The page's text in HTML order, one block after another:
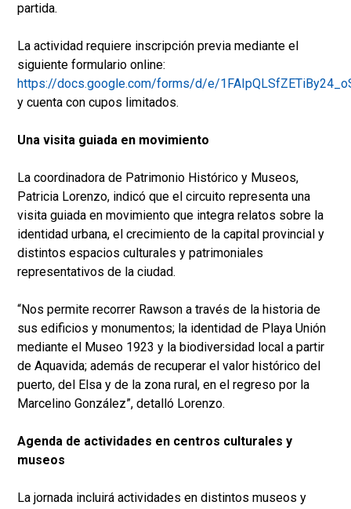
partida.
La actividad requiere inscripción previa mediante el
siguiente formulario online:
https://docs.google.com/forms/d/e/
y cuenta con cupos limitados.
Una visita guiada en movimiento
La coordinadora de Patrimonio Histórico y Museos,
Patricia Lorenzo, indicó que el circuito representa una
visita guiada en movimiento que integra relatos sobre la
identidad urbana, el crecimiento de la capital provincial y
distintos espacios culturales y patrimoniales
representativos de la ciudad.
“Nos permite recorrer Rawson a través de la historia de
sus edificios y monumentos; la identidad de Playa Unión
mediante el Museo 1923 y la biodiversidad local a partir
de Aquavida; además de recuperar el valor histórico del
puerto, del Elsa y de la zona rural, en el regreso por la
Marcelino González”, detalló Lorenzo.
Agenda de actividades en centros culturales y
museos
La jornada incluirá actividades en distintos museos y